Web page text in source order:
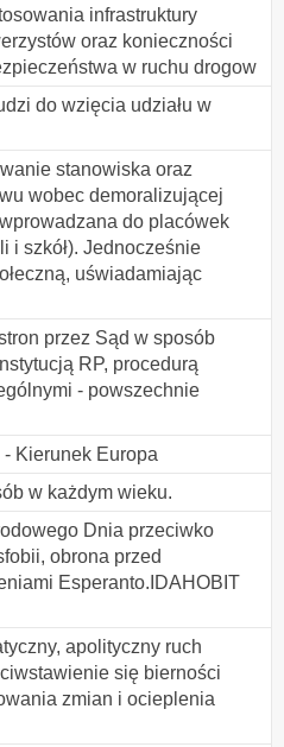
infrastruktury
oraz konieczności
w ruchu drogow
do wzięcia udziału w
stanowiska oraz
wobec demoralizującej
do placówek
i szkół). Jednocześnie
uświadamiając
przez Sąd w sposób
RP, procedurą
- powszechnie
Kierunek Europa
w każdym wieku.
Dnia przeciwko
obrona przed
Esperanto.IDAHOBIT
apolityczny ruch
się bierności
zmian i ocieplenia